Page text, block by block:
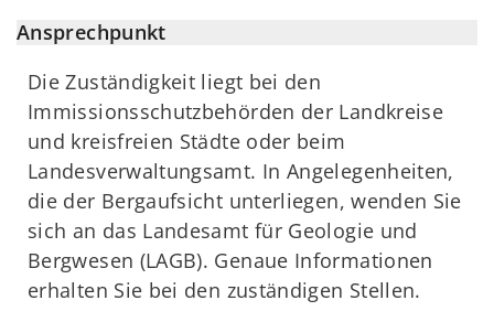
Ansprechpunkt
Die Zuständigkeit liegt bei den
Immissionsschutzbehörden der Landkreise
und kreisfreien Städte oder beim
Landesverwaltungsamt. In Angelegenheiten,
die der Bergaufsicht unterliegen, wenden Sie
sich an das Landesamt für Geologie und
Bergwesen (LAGB). Genaue Informationen
erhalten Sie bei den zuständigen Stellen.